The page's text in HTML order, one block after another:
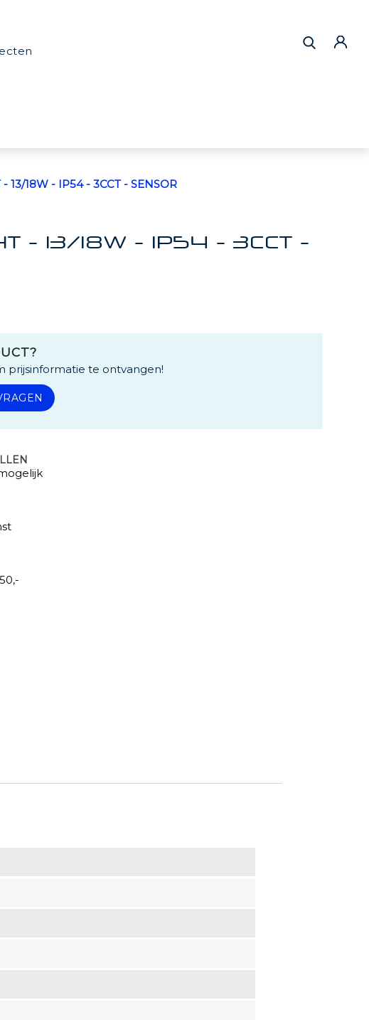
13/18W - IP54 - 3CCT - SENSOR
- 13/18W - IP54 - 3CCT -
prijsinformatie te ontvangen!